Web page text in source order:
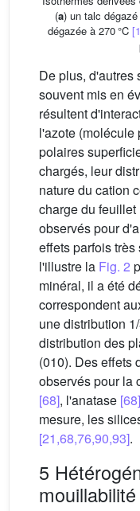
(a) un talc dégazé
dégazée à 270 °C
De plus, d'autres
souvent mis en
résultent
l'azote (molécule
polaires
chargés, leur
nature du cation
charge du feuillet
observés pour
effets parfois
l'illustre la Fig. 2
minéral, il a été
correspondent
une distribution
distribution des
(010). Des effets
observés pour la
[68], l'anatase [68]
mesure, les
[21,68,76,90,93].
5
mouillabilité